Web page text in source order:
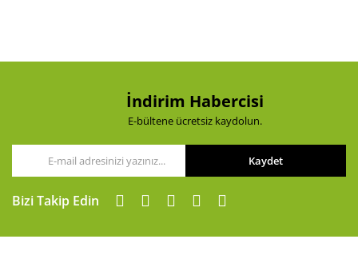
İndirim Habercisi
E-bültene ücretsiz kaydolun.
Kaydet
Bizi Takip Edin